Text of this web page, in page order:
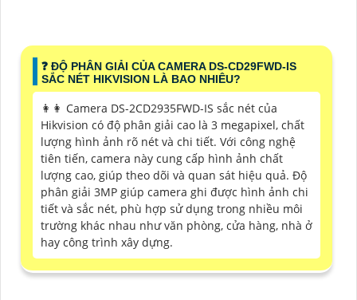
️❓ ĐỘ PHÂN GIẢI CỦA CAMERA DS-CD29FWD-IS
SẮC NÉT HIKVISION LÀ BAO NHIÊU?
️👩‍👩 Camera DS-2CD2935FWD-IS sắc nét của
Hikvision có độ phân giải cao là 3 megapixel, chất
lượng hình ảnh rõ nét và chi tiết. Với công nghệ
tiên tiến, camera này cung cấp hình ảnh chất
lượng cao, giúp theo dõi và quan sát hiệu quả. Độ
phân giải 3MP giúp camera ghi được hình ảnh chi
tiết và sắc nét, phù hợp sử dụng trong nhiều môi
trường khác nhau như văn phòng, cửa hàng, nhà ở
hay công trình xây dựng.